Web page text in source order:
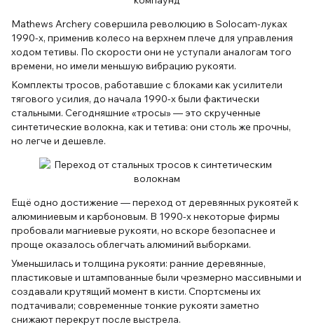
Mathews Archery совершила революцию в Solocam-луках
1990-х, применив колесо на верхнем плече для управления
ходом тетивы. По скорости они не уступали аналогам того
времени, но имели меньшую вибрацию рукояти.
Комплекты тросов, работавшие с блоками как усилители
тягового усилия, до начала 1990-х были фактически
стальными. Сегодняшние «тросы» — это скрученные
синтетические волокна, как и тетива: они столь же прочны,
но легче и дешевле.
Ещё одно достижение — переход от деревянных рукоятей к
алюминиевым и карбоновым. В 1990-х некоторые фирмы
пробовали магниевые рукояти, но вскоре безопаснее и
проще оказалось облегчать алюминий выборками.
Уменьшилась и толщина рукояти: ранние деревянные,
пластиковые и штампованные были чрезмерно массивными и
создавали крутящий момент в кисти. Спортсмены их
подтачивали; современные тонкие рукояти заметно
снижают перекрут после выстрела.